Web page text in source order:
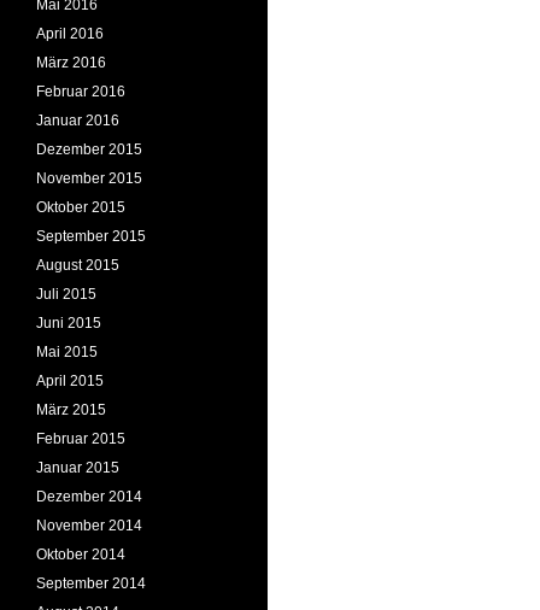
Mai 2016
April 2016
März 2016
Februar 2016
Januar 2016
Dezember 2015
November 2015
Oktober 2015
September 2015
August 2015
Juli 2015
Juni 2015
Mai 2015
April 2015
März 2015
Februar 2015
Januar 2015
Dezember 2014
November 2014
Oktober 2014
September 2014